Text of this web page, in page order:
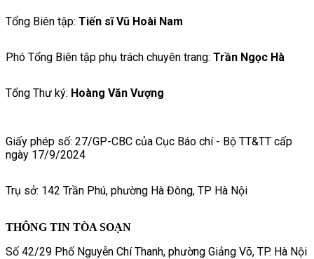
Tổng Biên tập: Tiến sĩ Vũ Hoài Nam
Phó Tổng Biên tập phụ trách chuyên trang: Trần Ngọc Hà
Tổng Thư ký: Hoàng Văn Vượng
Giấy phép số: 27/GP-CBC của Cục Báo chí - Bộ TT&TT cấp
ngày 17/9/2024
Trụ sở: 142 Trần Phú, phường Hà Đông, TP Hà Nội
THÔNG TIN TÒA SOẠN
Số 42/29 Phố Nguyễn Chí Thanh, phường Giảng Võ, TP. Hà Nội